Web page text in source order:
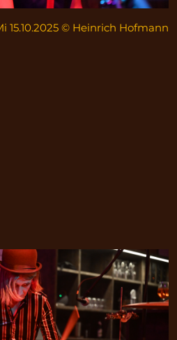
15.10.2025 © Heinrich Hofmann